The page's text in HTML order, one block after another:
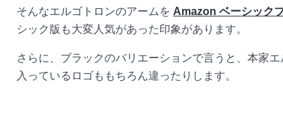
そんなエルゴトロンのアームを Amazon ベーシック
シック版も大変人気があった印象があります。
さらに、ブラックのバリエーションで言うと、本家
入っているロゴももちろん違ったりします。